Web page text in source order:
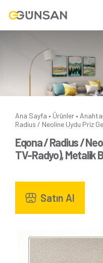
Ana Sayfa • Ürünler •
Radius / Neoline Uydu Priz
Eqona / Radius /
TV-Radyo), Metalik
Satın Al